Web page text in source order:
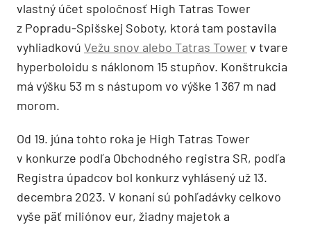
vlastný účet spoločnosť High Tatras Tower
z Popradu-Spišskej Soboty, ktorá tam postavila
vyhliadkovú Vežu snov alebo Tatras Tower v tvare
hyperboloidu s náklonom 15 stupňov. Konštrukcia
má výšku 53 m s nástupom vo výške 1 367 m nad
morom.
Od 19. júna tohto roka je High Tatras Tower
v konkurze podľa Obchodného registra SR, podľa
Registra úpadcov bol konkurz vyhlásený už 13.
decembra 2023. V konaní sú pohľadávky celkovo
vyše päť miliónov eur, žiadny majetok a